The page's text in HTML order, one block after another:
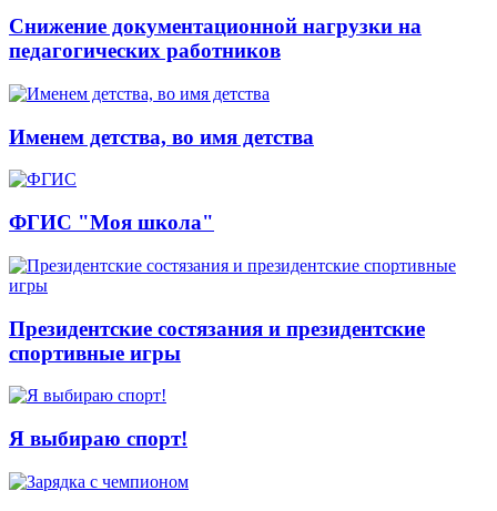
Снижение документационной нагрузки на
педагогических работников
Именем детства, во имя детства
ФГИС "Моя школа"
Президентские состязания и президентские
спортивные игры
Я выбираю спорт!